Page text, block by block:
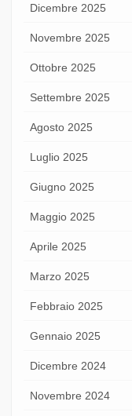
Dicembre 2025
Novembre 2025
Ottobre 2025
Settembre 2025
Agosto 2025
Luglio 2025
Giugno 2025
Maggio 2025
Aprile 2025
Marzo 2025
Febbraio 2025
Gennaio 2025
Dicembre 2024
Novembre 2024